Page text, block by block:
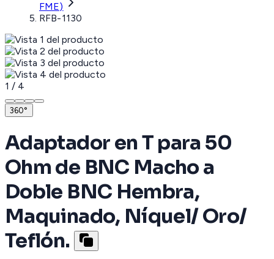
FME)
RFB-1130
1 / 4
360°
Adaptador en T para 50
Ohm de BNC Macho a
Doble BNC Hembra,
Maquinado, Níquel/ Oro/
Teflón.